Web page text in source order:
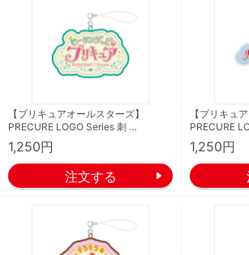
【プリキュアオールスターズ】
PRECURE LOGO Series 刺 …
1,250円
【プリキュ
PRECURE
1,250円